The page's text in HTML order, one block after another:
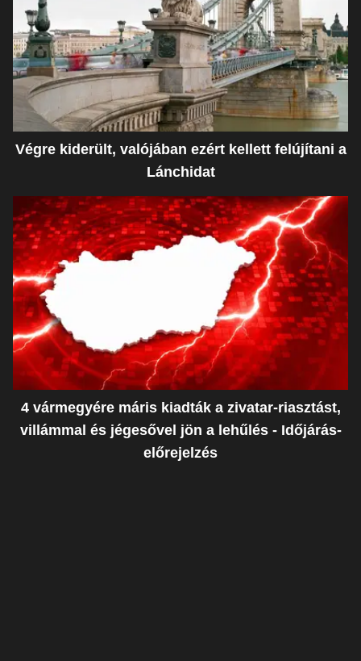
Végre kiderült, valójában ezért kellett felújítani a
Lánchidat
4 vármegyére máris kiadták a zivatar-riasztást,
villámmal és jégesővel jön a lehűlés - Időjárás-
előrejelzés